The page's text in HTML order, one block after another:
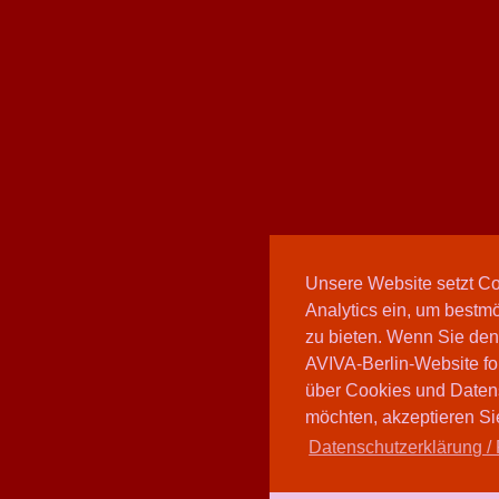
Unsere Website setzt
Analytics ein, um
zu bieten. Wenn Sie
AVIVA-Berlin-Website
über Cookies und
möchten, akzeptieren
Datenschutzerklärung /